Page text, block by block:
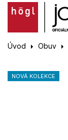
Úvod Obuv
NOVÁ KOLEKCE